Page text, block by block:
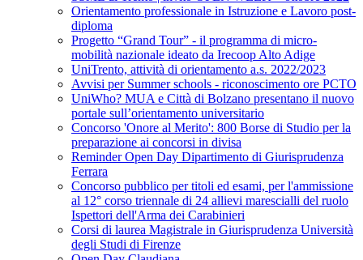
Orientamento professionale in Istruzione e Lavoro post-
diploma
Progetto “Grand Tour” - il programma di micro-
mobilità nazionale ideato da Irecoop Alto Adige
UniTrento, attività di orientamento a.s. 2022/2023
Avvisi per Summer schools - riconoscimento ore PCTO
UniWho? MUA e Città di Bolzano presentano il nuovo
portale sull’orientamento universitario
Concorso 'Onore al Merito': 800 Borse di Studio per la
preparazione ai concorsi in divisa
Reminder Open Day Dipartimento di Giurisprudenza
Ferrara
Concorso pubblico per titoli ed esami, per l'ammissione
al 12° corso triennale di 24 allievi marescialli del ruolo
Ispettori dell'Arma dei Carabinieri
Corsi di laurea Magistrale in Giurisprudenza Università
degli Studi di Firenze